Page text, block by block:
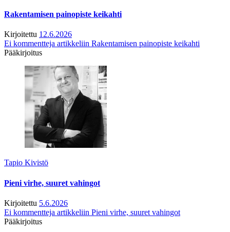
Rakentamisen painopiste keikahti
Kirjoitettu 12.6.2026
Ei kommentteja artikkeliin Rakentamisen painopiste keikahti
Pääkirjoitus
Tapio Kivistö
Pieni virhe, suuret vahingot
Kirjoitettu 5.6.2026
Ei kommentteja artikkeliin Pieni virhe, suuret vahingot
Pääkirjoitus